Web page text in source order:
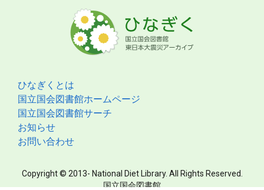
ひなぎくとは
国立国会図書館ホームページ
国立国会図書館サーチ
お知らせ
お問い合わせ
Copyright © 2013- National Diet Library. All Rights Reserved.